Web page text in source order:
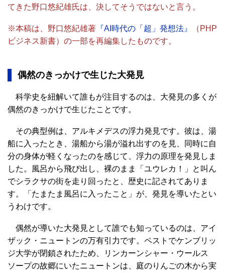
てきた野口悠紀雄氏は、決してそうではないと言う。
※本稿は、野口悠紀雄著 『AI時代の「超」発想法』
（PHP
ビジネス新書）の一部を再編集したものです。
偶然のきっかけで生じた大発見
科学史を紐解いて誰もが注目するのは、大発見の多くが
偶然のきっかけで生じたことです。
その典型例は、アルキメデスの浮力発見です。彼は、湯
船に入ったとき、湯船から湯が溢れ出すのを見、同時に自
分の身体が軽くなったのを感じて、浮力の原理を発見しま
した。風呂から飛び出し、裸のまま「ユウレカ！」と叫ん
でシラクサの街を走り回ったと、歴史に記されてありま
す。「たまたま風呂に入ったこと」が、発見を導いたとい
うわけです。
偶然が導いた大発見として誰でも知っているのは、アイ
ザック・ニュートンの万有引力です。ペストでケンブリッ
ジ大学が閉鎖されたため、リンカーンシャー・ウールス
ソープの故郷にいたニュートンは、庭のりんごの木から実